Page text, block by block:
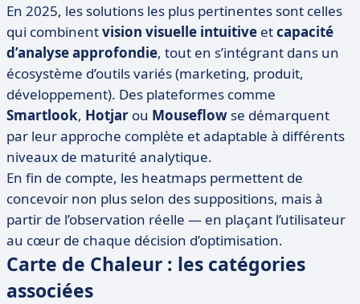
En 2025, les solutions les plus pertinentes sont celles
qui combinentvision visuelle intuitive etcapacité
d’analyse approfondie, tout en s’intégrant dans un
écosystème d’outils variés (marketing, produit,
développement). Des plateformes comme
Smartlook, Hotjar ou Mouseflow se démarquent
par leur approche complète et adaptable à différents
niveaux de maturité analytique.
En fin de compte, les heatmaps permettent de
concevoir non plus selon des suppositions, mais à
partir de l’observation réelle — en plaçant l’utilisateur
au cœur de chaque décision d’optimisation.
Carte de Chaleur : les catégories
associées